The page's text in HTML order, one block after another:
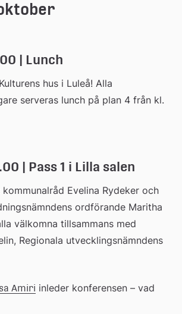
| Lunch
hus i Luleå! Alla
serveras lunch på plan 4 från kl.
| Pass 1 i Lilla salen
kommunalråd Evelina Rydeker och
ordförande Maritha
välkomna tillsammans med
Regionala utvecklingsnämndens
Amiri inleder konferensen – vad